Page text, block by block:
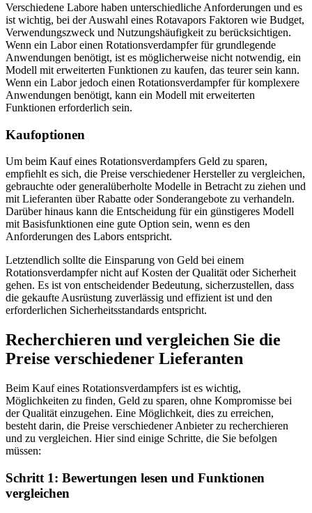
Verschiedene Labore haben unterschiedliche Anforderungen und es
ist wichtig, bei der Auswahl eines Rotavapors Faktoren wie Budget,
Verwendungszweck und Nutzungshäufigkeit zu berücksichtigen.
Wenn ein Labor einen Rotationsverdampfer für grundlegende
Anwendungen benötigt, ist es möglicherweise nicht notwendig, ein
Modell mit erweiterten Funktionen zu kaufen, das teurer sein kann.
Wenn ein Labor jedoch einen Rotationsverdampfer für komplexere
Anwendungen benötigt, kann ein Modell mit erweiterten
Funktionen erforderlich sein.
Kaufoptionen
Um beim Kauf eines Rotationsverdampfers Geld zu sparen,
empfiehlt es sich, die Preise verschiedener Hersteller zu vergleichen,
gebrauchte oder generalüberholte Modelle in Betracht zu ziehen und
mit Lieferanten über Rabatte oder Sonderangebote zu verhandeln.
Darüber hinaus kann die Entscheidung für ein günstigeres Modell
mit Basisfunktionen eine gute Option sein, wenn es den
Anforderungen des Labors entspricht.
Letztendlich sollte die Einsparung von Geld bei einem
Rotationsverdampfer nicht auf Kosten der Qualität oder Sicherheit
gehen. Es ist von entscheidender Bedeutung, sicherzustellen, dass
die gekaufte Ausrüstung zuverlässig und effizient ist und den
erforderlichen Sicherheitsstandards entspricht.
Recherchieren und vergleichen Sie die
Preise verschiedener Lieferanten
Beim Kauf eines Rotationsverdampfers ist es wichtig,
Möglichkeiten zu finden, Geld zu sparen, ohne Kompromisse bei
der Qualität einzugehen. Eine Möglichkeit, dies zu erreichen,
besteht darin, die Preise verschiedener Anbieter zu recherchieren
und zu vergleichen. Hier sind einige Schritte, die Sie befolgen
müssen:
Schritt 1: Bewertungen lesen und Funktionen
vergleichen